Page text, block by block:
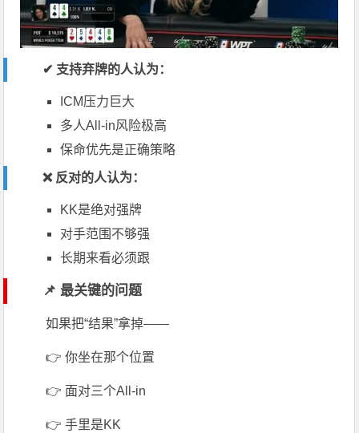
✔ 支持弃牌的人认为：
ICM压力巨大
多人All-in风险极高
保命优先是正确策略
❌ 反对的人认为：
KK是绝对强牌
对手范围不够强
长期来看必须跟
📌 最关键的问题
如果把“结果”拿掉——
👉 你坐在那个位置
👉 面对三个All-in
👉 手里是KK